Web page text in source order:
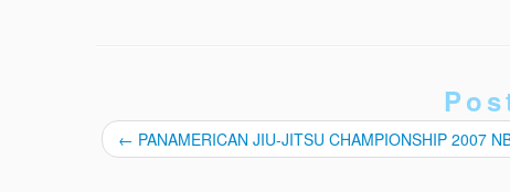
← PANAMERICAN JIU-JITSU CHAMPIONSHIP 2007